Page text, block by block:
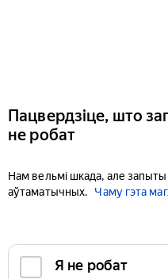
Пацвердзіце, што
не робат
Нам вельмі шкада, але
аўтаматычных.
Чаму гэта
Я не робат